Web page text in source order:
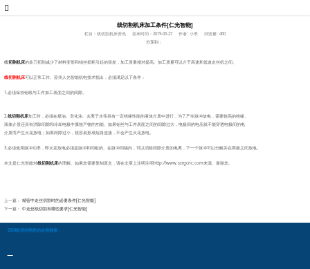
线切割机床加工条件[仁光智能]
栏目：线切割机床资讯 发布时间：2019-06-27 作者: 小李
浏览量: 460
分享到：
线切割机床的多刀切割减少了材料变形和钼丝损耗引起的误差，加工质量相对提高。加工质量可以介于高速和低速走丝机之间。
线切割机床可以正常工作。苏州人光智能机电技术指出，必须满足以下条件：
1.必须保持钼线与工件加工表面之间的间隙。
2.线切割机床加工时，必须在煤油、皂化油、去离子水等具有一定绝缘性能的液体介质中进行，为了产生脉冲放电，需要较高的绝缘。
液体介质还具有消除间隙和冷却电极中腐蚀产物的功能。如果钼丝与工件表面之间的间隙过大，电极间的电压就不能穿透电极间的电
介质而产生火花放电；如果间隙过小，很容易形成短路连接，不会产生火花放电。
3.必须使用脉冲功率，即火花放电必须是脉冲和间歇的。在脉冲间隔内，可以消除间隙介质的电离，下一个脉冲可以分解并在两极之间放电。
本文是仁光智能对线切割机床的理解。如果您需要复制原文，请在文章上注明注明 http://www.szrgcnc.com来源。谢谢您。
上一篇： 精密中走丝切割时的必要条件[仁光智能]
下一篇： 中走丝线切割有哪些要求[仁光智能]
2024欧洲杯网投的友情链接：